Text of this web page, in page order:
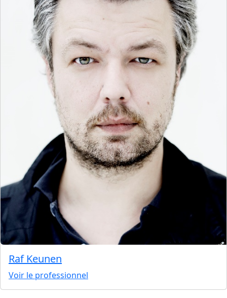
Raf Keunen
Voir le professionnel